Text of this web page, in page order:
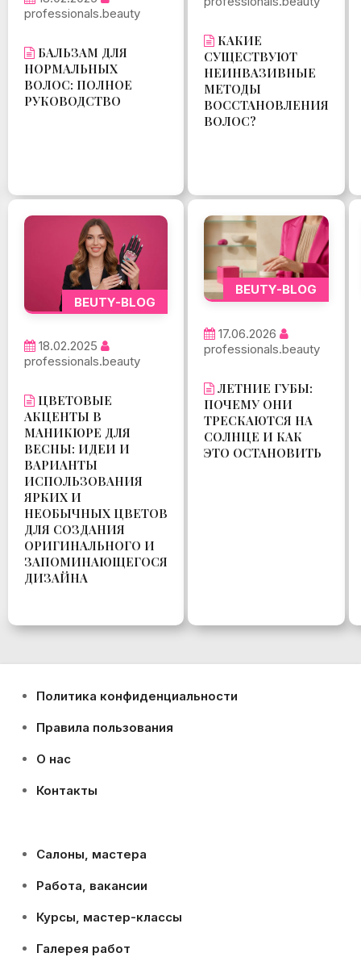
professionals.beauty
БАЛЬЗАМ ДЛЯ
НОРМАЛЬНЫХ
ВОЛОС: ПОЛНОЕ
РУКОВОДСТВО
КАКИЕ
СУЩЕСТВУЮТ
НЕИНВАЗИВНЫЕ
МЕТОДЫ
ВОССТАНОВЛЕНИЯ
ВОЛОС?
BEUTY-BLOG
18.02.2025
professionals.beauty
ЦВЕТОВЫЕ
АКЦЕНТЫ В
МАНИКЮРЕ ДЛЯ
ВЕСНЫ: ИДЕИ И
ВАРИАНТЫ
ИСПОЛЬЗОВАНИЯ
ЯРКИХ И
НЕОБЫЧНЫХ ЦВЕТОВ
ДЛЯ СОЗДАНИЯ
ОРИГИНАЛЬНОГО И
ЗАПОМИНАЮЩЕГОСЯ
ДИЗАЙНА
BEUTY-BLOG
17.06.2026
professionals.beauty
ЛЕТНИЕ ГУБЫ:
ПОЧЕМУ ОНИ
ТРЕСКАЮТСЯ НА
СОЛНЦЕ И КАК
ЭТО ОСТАНОВИТЬ
Политика конфиденциальности
Правила пользования
О нас
Контакты
Салоны, мастера
Работа, вакансии
Курсы, мастер-классы
Галерея работ